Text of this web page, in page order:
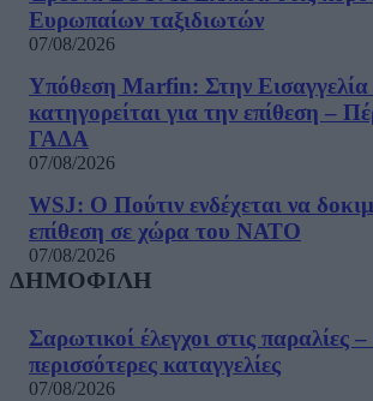
Ευρωπαίων ταξιδιωτών
07/08/2026
Υπόθεση Marfin: Στην
κατηγορείται για την επίθεση –
ΓΑΔΑ
07/08/2026
WSJ: Ο Πούτιν ενδέχεται να
επίθεση σε χώρα του ΝΑΤΟ
07/08/2026
ΔΗΜΟΦΙΛΗ
Σαρωτικοί έλεγχοι στις παραλίες
περισσότερες καταγγελίες
07/08/2026